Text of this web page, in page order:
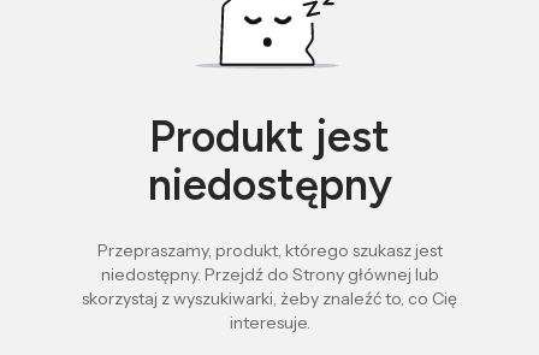
Produkt jest
niedostępny
Przepraszamy, produkt, którego szukasz jest
niedostępny. Przejdź do Strony głównej lub
skorzystaj z wyszukiwarki, żeby znaleźć to, co Cię
interesuje.